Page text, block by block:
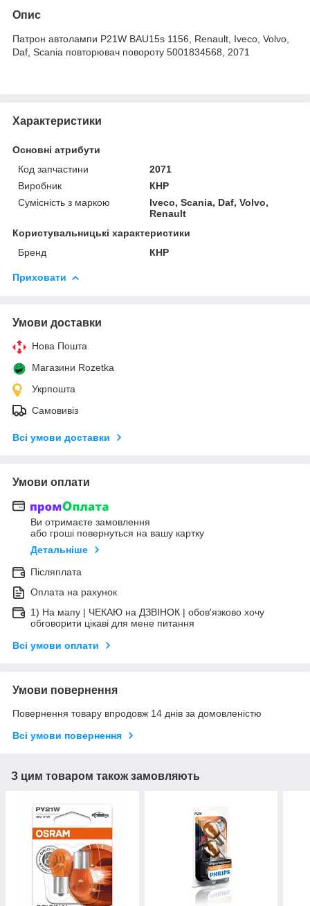
Опис
Патрон автолампи P21W BAU15s 1156, Renault, Iveco, Volvo,
Daf, Scania повторювач повороту 5001834568, 2071
Характеристики
Основні атрибути
Код запчастини
2071
Виробник
КНР
Сумісність з маркою
Iveco, Scania, Daf, Volvo,
Renault
Користувальницькі характеристики
Бренд
КНР
Приховати
Умови доставки
Нова Пошта
Магазини Rozetka
Укрпошта
Самовивіз
Всі умови доставки
Умови оплати
Ви отримаєте замовлення
або гроші повернуться на вашу картку
Детальніше
Післяплата
Оплата на рахунок
1) На мапу | ЧЕКАЮ на ДЗВІНОК | обов'язково хочу
обговорити цікаві для мене питання
Всі умови оплати
Умови повернення
Повернення товару впродовж 14 днів за домовленістю
Всі умови повернення
З цим товаром також замовляють